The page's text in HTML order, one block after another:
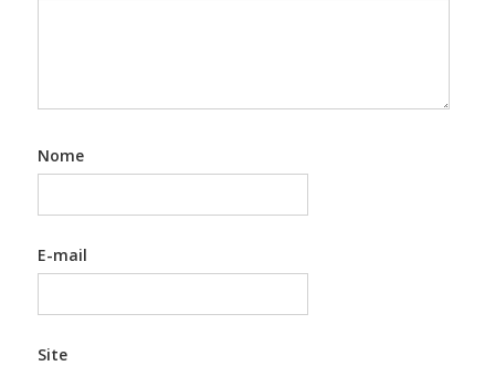
Nome
E-mail
Site